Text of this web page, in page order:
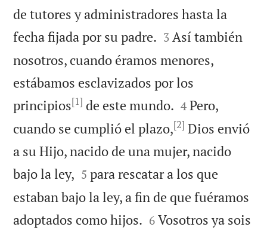
de tutores y administradores hasta la
fecha fijada por su padre. 

3 Así también
nosotros, cuando éramos menores,
estábamos esclavizados por los
principios[1] de este mundo. 

4 Pero,
cuando se cumplió el plazo,[2] Dios envió
a su Hijo, nacido de una mujer, nacido
bajo la ley, 

5 para rescatar a los que
estaban bajo la ley, a fin de que fuéramos
adoptados como hijos. 

6 Vosotros ya sois